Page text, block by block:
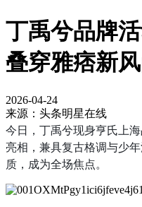
丁禹兮品牌
叠穿雅痞新
2026-04-24
来源：头条明星在线
今日，丁禹兮现身亨氏上
亮相，兼具复古格调与少
质，成为全场焦点。